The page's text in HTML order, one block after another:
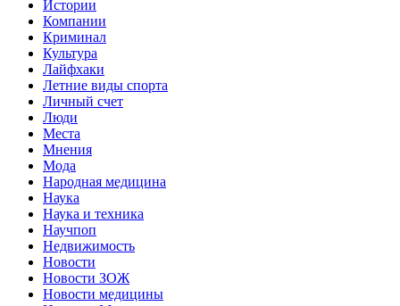
Истории
Компании
Криминал
Культура
Лайфхаки
Летние виды спорта
Личный счет
Люди
Места
Мнения
Мода
Народная медицина
Наука
Наука и техника
Научпоп
Недвижимость
Новости
Новости ЗОЖ
Новости медицины